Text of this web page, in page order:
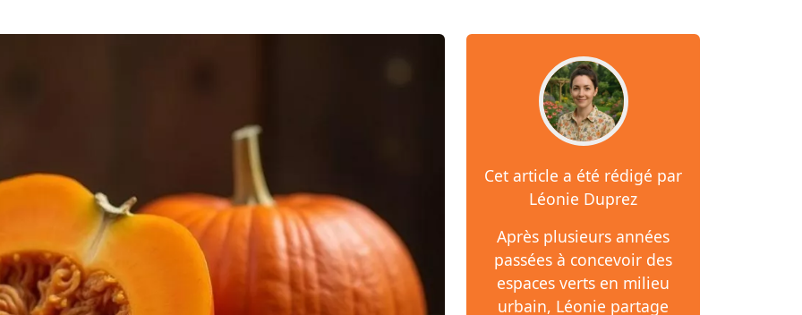
Cet article a été rédigé par
Léonie Duprez
Après plusieurs années
passées à concevoir des
espaces verts en milieu
urbain, Léonie partage